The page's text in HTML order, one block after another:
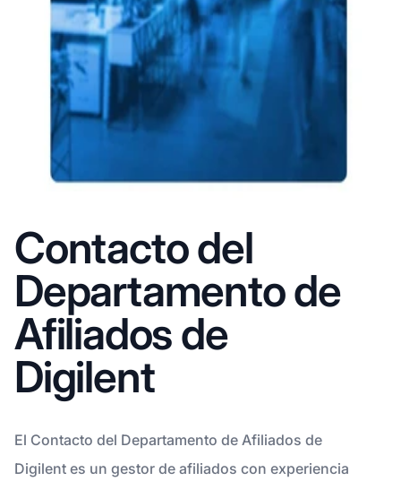
Contacto del
Departamento de
Afiliados de
Digilent
El Contacto del Departamento de Afiliados de
Digilent es un gestor de afiliados con experiencia